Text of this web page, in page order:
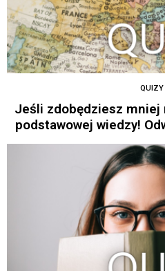
QUIZY
Jeśli zdobędziesz mniej
podstawowej wiedzy!